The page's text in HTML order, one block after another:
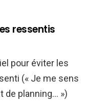
ressentis
pour éviter les
(« Je me sens
de planning… »)